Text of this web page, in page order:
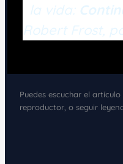
la vida:
Robert Frost,
Puedes escuchar el
reproductor, o seguir